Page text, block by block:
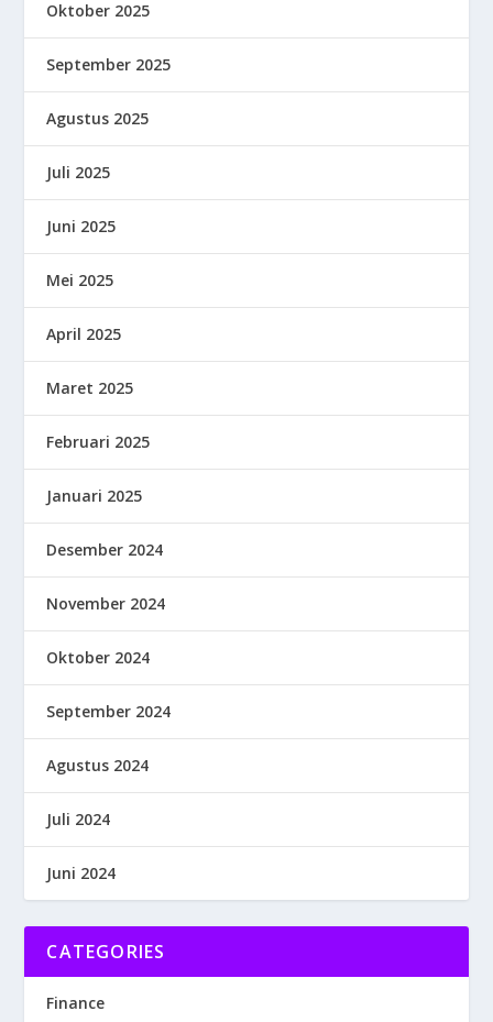
Oktober 2025
September 2025
Agustus 2025
Juli 2025
Juni 2025
Mei 2025
April 2025
Maret 2025
Februari 2025
Januari 2025
Desember 2024
November 2024
Oktober 2024
September 2024
Agustus 2024
Juli 2024
Juni 2024
CATEGORIES
Finance